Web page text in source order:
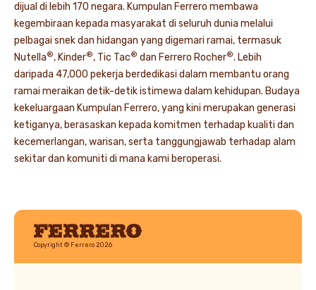
dijual di lebih 170 negara. Kumpulan Ferrero membawa
kegembiraan kepada masyarakat di seluruh dunia melalui
pelbagai snek dan hidangan yang digemari ramai, termasuk
Nutella®, Kinder®, Tic Tac® dan Ferrero Rocher®. Lebih
daripada 47,000 pekerja berdedikasi dalam membantu orang
ramai meraikan detik-detik istimewa dalam kehidupan. Budaya
kekeluargaan Kumpulan Ferrero, yang kini merupakan generasi
ketiganya, berasaskan kepada komitmen terhadap kualiti dan
kecemerlangan, warisan, serta tanggungjawab terhadap alam
sekitar dan komuniti di mana kami beroperasi.
Ferrero
Copyright © Ferrero 2026